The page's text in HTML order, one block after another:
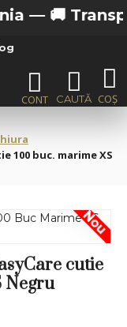
—🚚
100 buc. marime XS
Nou
cutie
Negru